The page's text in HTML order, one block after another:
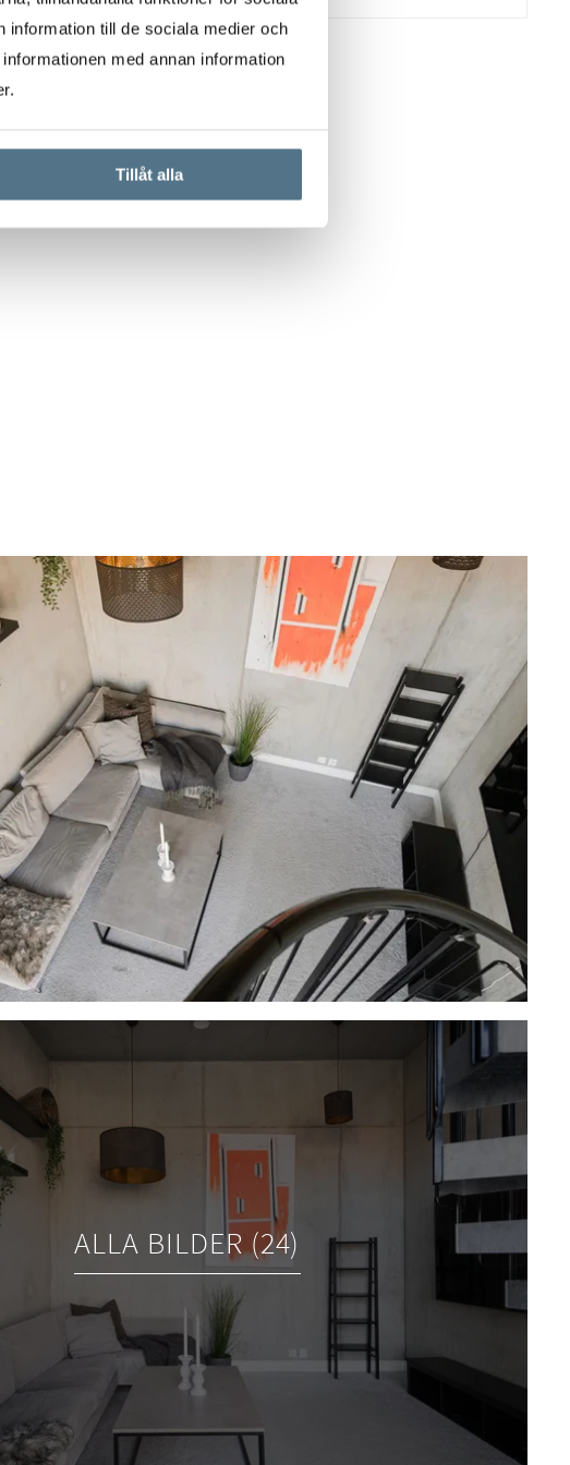
information till de sociala medier och
med annan information
Tillåt alla
ALLA BILDER (24)